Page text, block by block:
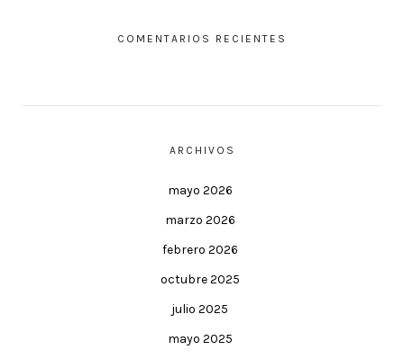
COMENTARIOS RECIENTES
ARCHIVOS
mayo 2026
marzo 2026
febrero 2026
octubre 2025
julio 2025
mayo 2025